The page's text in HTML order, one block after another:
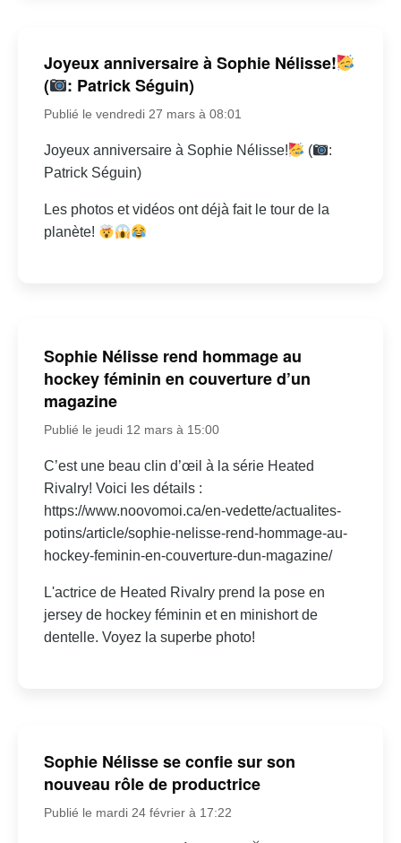
Joyeux anniversaire à Sophie Nélisse!
(
: Patrick Séguin)
Publié le vendredi 27 mars à 08:01
Joyeux anniversaire à Sophie Nélisse! (
:
Patrick Séguin)
Les photos et vidéos ont déjà fait le tour de la
planète!
Sophie Nélisse rend hommage au
hockey féminin en couverture d’un
magazine
Publié le jeudi 12 mars à 15:00
C’est une beau clin d’œil à la série Heated
Rivalry! Voici les détails :
https://www.noovomoi.ca/en-vedette/actualites-
potins/article/sophie-nelisse-rend-hommage-au-
hockey-feminin-en-couverture-dun-magazine/
L'actrice de Heated Rivalry prend la pose en
jersey de hockey féminin et en minishort de
dentelle. Voyez la superbe photo!
Sophie Nélisse se confie sur son
nouveau rôle de productrice
Publié le mardi 24 février à 17:22